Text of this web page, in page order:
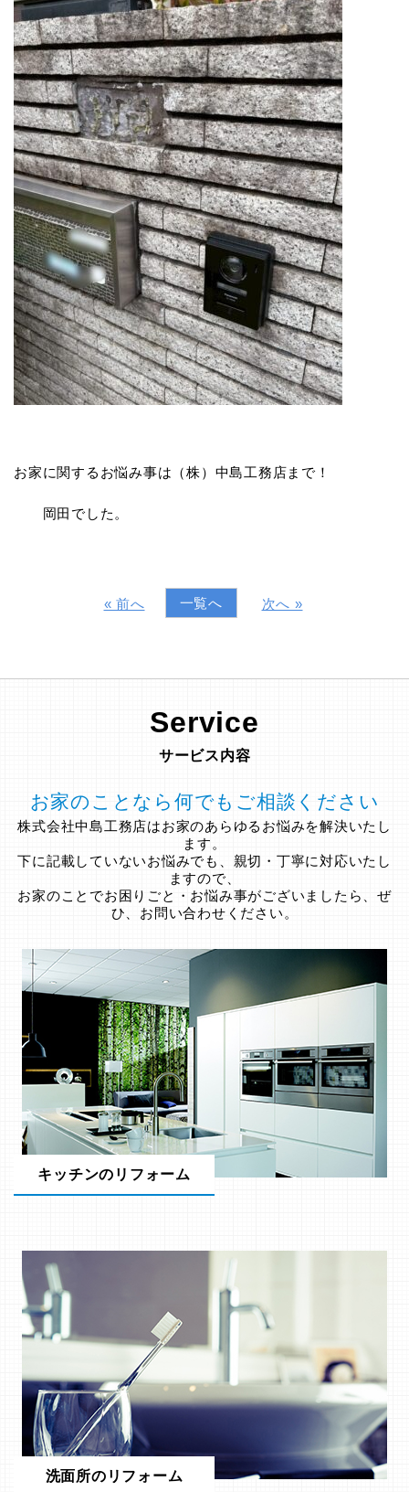
お家に関するお悩み事は（株）中島工務店まで！
岡田でした。
« 前へ 一覧へ 次へ »
Service
サービス内容
お家のことなら何でもご相談ください
株式会社中島工務店はお家のあらゆるお悩みを解決いたし
ます。
下に記載していないお悩みでも、親切・丁寧に対応いたし
ますので、
お家のことでお困りごと・お悩み事がございましたら、ぜ
ひ、お問い合わせください。
キッチンのリフォーム
洗面所のリフォーム